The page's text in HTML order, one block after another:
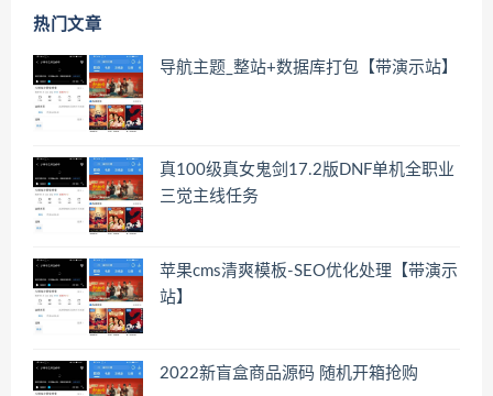
热门文章
导航主题_整站+数据库打包【带演示站】
真100级真女鬼剑17.2版DNF单机全职业
三觉主线任务
苹果cms清爽模板-SEO优化处理【带演示
站】
2022新盲盒商品源码 随机开箱抢购